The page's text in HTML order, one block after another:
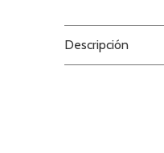
Descripción